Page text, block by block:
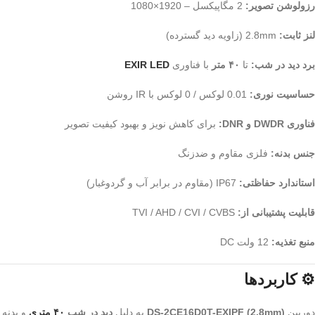
رزولوشن تصویر:
لنز ثابت:
برد دید در شب: تا ۴۰ متر با فناوری EXIR LED
حساسیت نوری:
فناوری DWDR و DNR: برای کاهش نویز و بهبود کیفیت تصویر
جنس بدنه: فلزی مقاوم و ضدزنگ
استاندارد حفاظتی:
قابلیت پشتیبانی از:
منبع تغذیه:
⚙️ کاربردها
دوربین DS-2CE16D0T-EXIPF (2.8mm) به دلیل دید در شب ۴۰ متری
و